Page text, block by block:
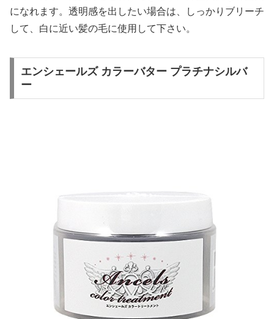
になれます。透明感を出したい場合は、しっかりブリーチ
して、白に近い髪の毛に使用して下さい。
エンシェールズ カラーバター プラチナシルバ
ー